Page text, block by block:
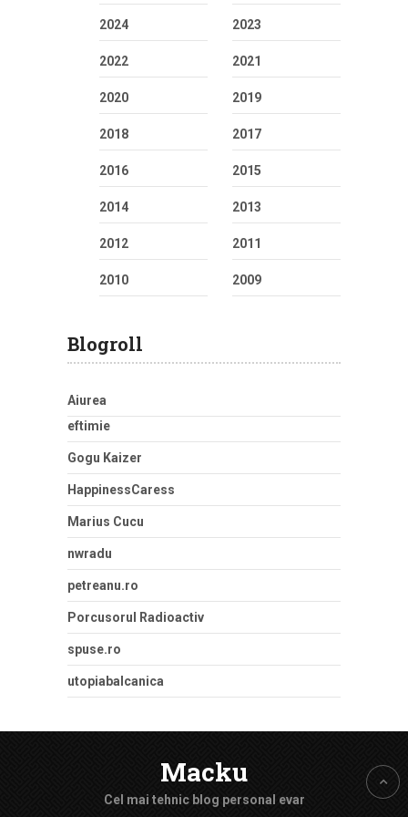
2024 2023
2022 2021
2020 2019
2018 2017
2016 2015
2014 2013
2012 2011
2010 2009
Blogroll
Aiurea
eftimie
Gogu Kaizer
HappinessCaress
Marius Cucu
nwradu
petreanu.ro
Porcusorul Radioactiv
spuse.ro
utopiabalcanica
Macku
Cel mai tehnic blog personal evar